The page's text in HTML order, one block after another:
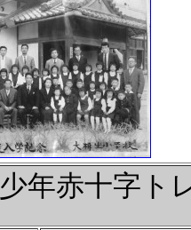
少年赤十字ト